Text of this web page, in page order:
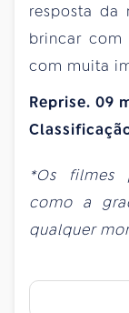
resposta da
brincar com
com muita
Reprise. 09
*Os filmes
como a
qualquer